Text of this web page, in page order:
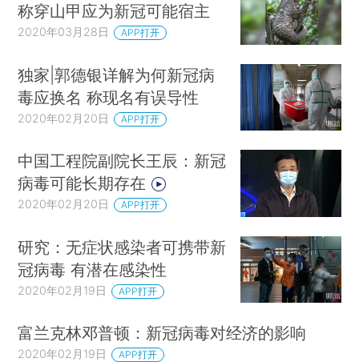
称穿山甲应为新冠可能宿主
2020年03月28日 APP打开
独家|郭德银详解为何新冠病
毒应换名 称现名有误导性
2020年02月20日 APP打开
中国工程院副院长王辰：新冠
病毒可能长期存在
2020年02月20日 APP打开
研究：无症状感染者可携带新
冠病毒 有潜在感染性
2020年02月19日 APP打开
富兰克林邓普顿：新冠病毒对经济的影响
2020年02月19日 APP打开